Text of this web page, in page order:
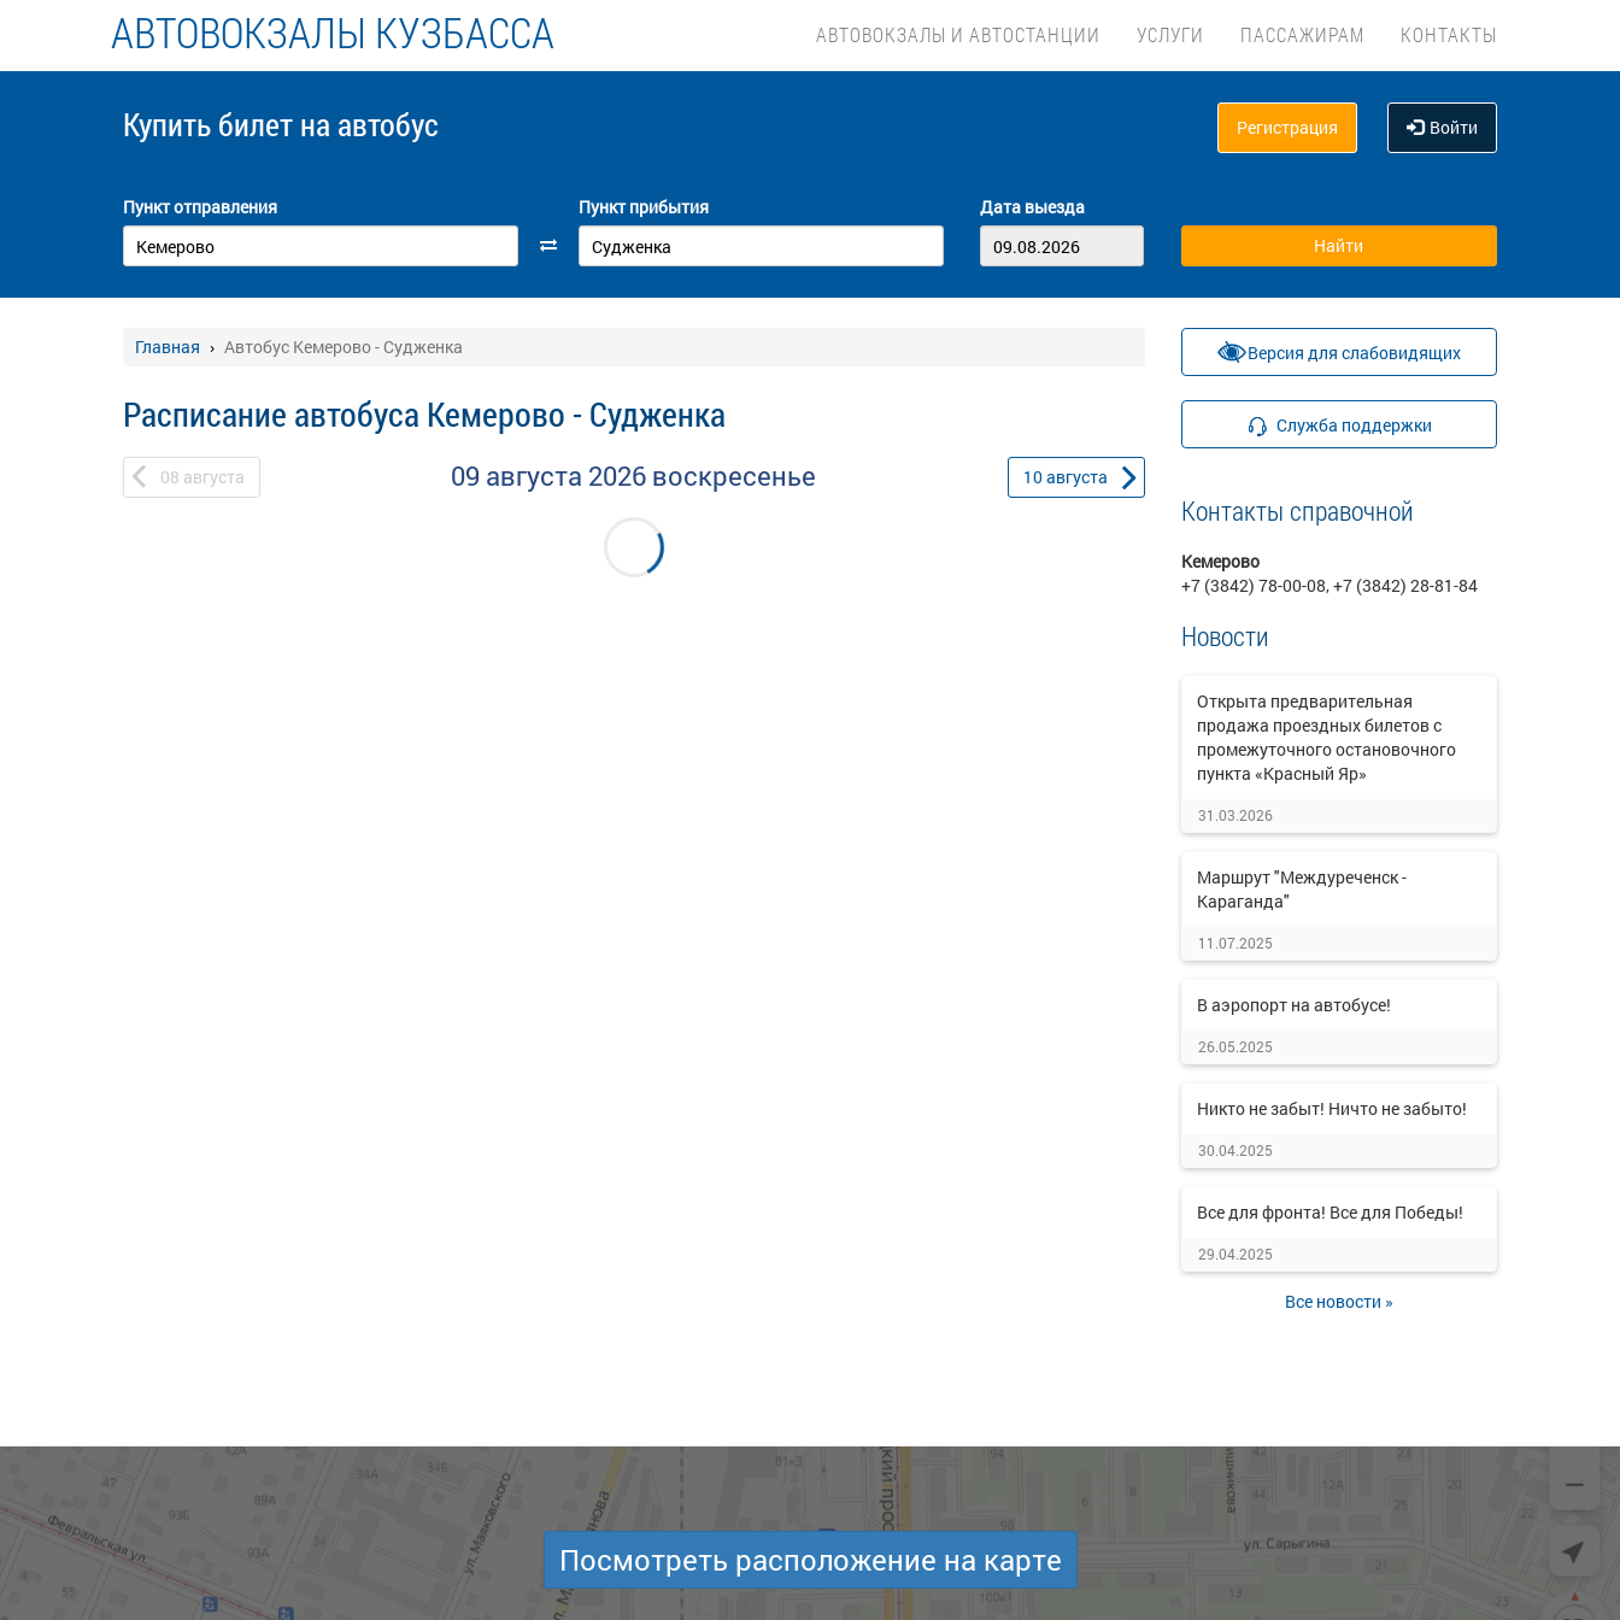
АВТОВОКЗАЛЫ КУЗБАССА АВТОВОКЗАЛЫ И АВТОСТАНЦИИ УСЛУГИ ПАССАЖИРАМ КОНТАКТЫ
Купить билет на автобус Регистрация Войти
Пункт отправления Пункт прибытия Дата выезда
Главная Автобус Кемерово - Судженка
Расписание автобуса Кемерово - Судженка
08 августа 09 августа 2026 воскресенье 10августа
Версия для слабовидящих
Служба поддержки
Контакты справочной
Кемерово
+7 (3842) 78-00-08, +7 (3842) 28-81-84
Новости
Открыта предварительная
продажа проездных билетов с
промежуточного остановочного
пункта «Красный Яр»
31.03.2026
Маршрут "Междуреченск -
Караганда"
11.07.2025
В аэропорт на автобусе!
26.05.2025
Никто не забыт! Ничто не забыто!
30.04.2025
Все для фронта! Все для Победы!
29.04.2025
Все новости »
Посмотреть расположение на карте